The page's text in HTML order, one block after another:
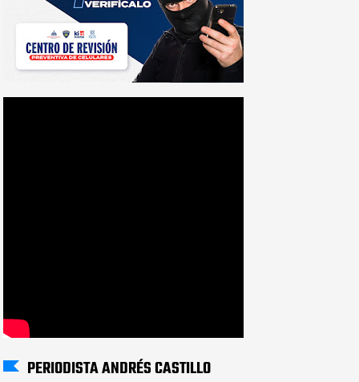
PERIODISTA ANDRÉS CASTILLO